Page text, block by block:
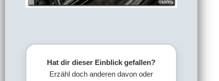
Hat dir dieser Einblick gefallen?
Erzähl doch anderen davon oder